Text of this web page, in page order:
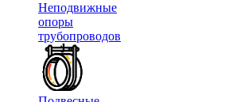
Неподвижные
опоры
трубопроводов